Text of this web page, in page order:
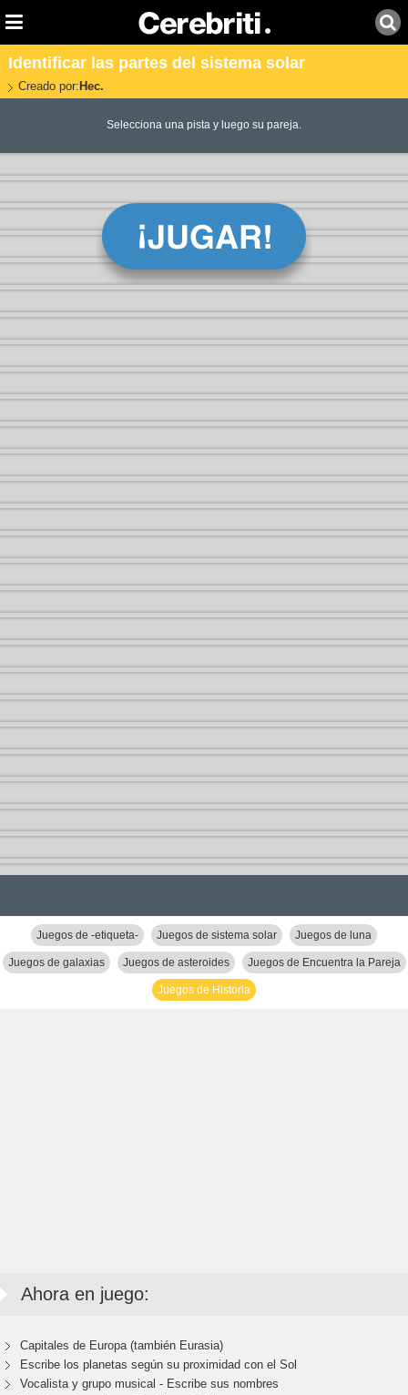
Identificar las partes del sistema solar
Creado por: Hec.
Selecciona una pista y luego su pareja.
Juegos de -etiqueta- Juegos de sistema solar Juegos de luna
Juegos de galaxias Juegos de asteroides Juegos de Encuentra la Pareja
Juegos de Historia
Ahora en juego:
Capitales de Europa (también Eurasia)
Escribe los planetas según su proximidad con el Sol
Vocalista y grupo musical - Escribe sus nombres